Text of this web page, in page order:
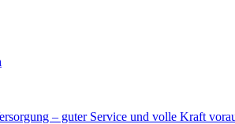
– guter Service und volle Kraft